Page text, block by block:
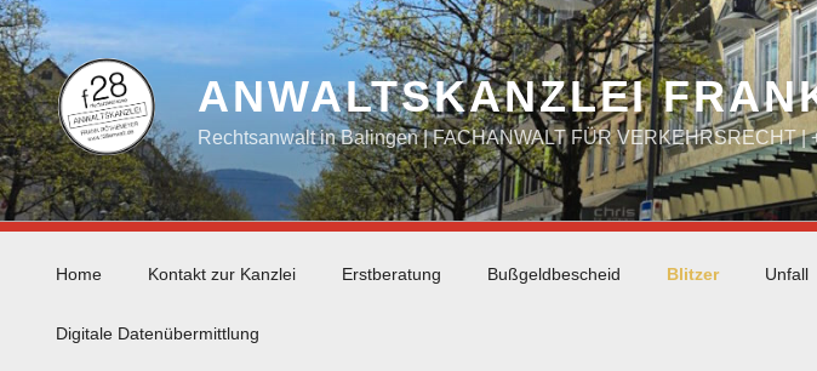
Zum
Inhalt
springen
ANWALTSKANZLEI
Rechtsanwalt in Balingen | FACHANWALT FÜR VERKEHRSRECHT |
Home Kontakt zur Kanzlei Erstberatung Bußgeldbescheid Blitzer Unfall
Digitale Datenübermittlung